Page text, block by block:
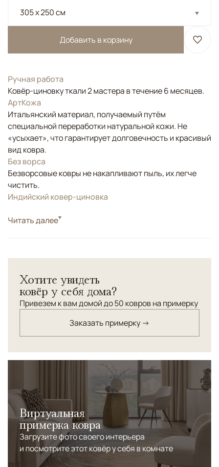
305 x 250 см
Добавить в корзину
Ручная работа
Ковёр-циновку ткали 2 мастера в течение 6 месяцев.
АртКожа
Итальянский материал, получаемый путём
специальной переработки натуральной кожи. Не
«усыхает», что гарантирует долговечность и красивый
вид ковра.
Без ворса
Безворсовые ковры не накапливают пыль, их легче
чистить.
Индийский ковер-циновка
СтильКилимы и сумахи
(по заказу компании "ANSY") в Бхопале (Индия).
Состав: высококачественная итальянская арткожа.
Читать далее
Хотите увидеть
ковёр у себя дома?
Привезем к вам домой до 50 ковров на примерку
Заказать примерку →
Виртуальная
примерка ковра
Загрузите фото своего интерьера
и посмотрите этот ковёр у себя в комнате